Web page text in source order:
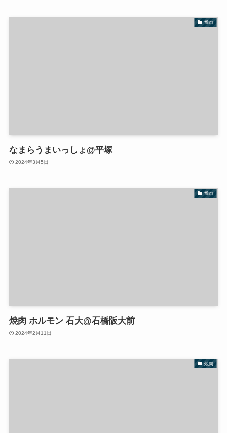
焼肉
なまらうまいっしょ@平塚
2024年3月5日
焼肉
焼肉 ホルモン 石大@石橋阪大前
2024年2月11日
焼肉